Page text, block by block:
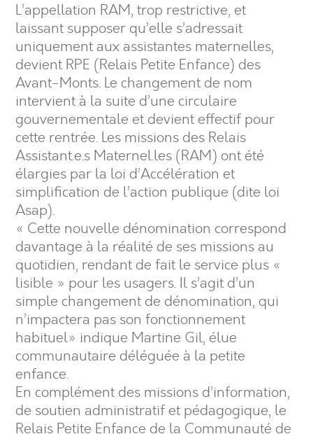
L’appellation RAM, trop restrictive, et
laissant supposer qu’elle s’adressait
uniquement aux assistantes maternelles,
devient RPE (Relais Petite Enfance) des
Avant-Monts. Le changement de nom
intervient à la suite d’une circulaire
gouvernementale et devient effectif pour
cette rentrée. Les missions des Relais
Assistant.e.s Maternel.les (RAM) ont été
élargies par la loi d’Accélération et
simplification de l’action publique (dite loi
Asap).
« Cette nouvelle dénomination correspond
davantage à la réalité de ses missions au
quotidien, rendant de fait le service plus «
lisible » pour les usagers. Il s’agit d’un
simple changement de dénomination, qui
n’impactera pas son fonctionnement
habituel» indique Martine Gil, élue
communautaire déléguée à la petite
enfance.
En complément des missions d’information,
de soutien administratif et pédagogique, le
Relais Petite Enfance de la Communauté de